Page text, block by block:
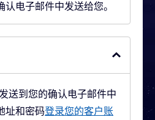
电子邮件中发送给您。
送到您的确认电子邮件中
址和密码登录您的客户账